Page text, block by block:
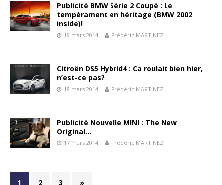
Publicité BMW Série 2 Coupé : Le
tempérament en héritage (BMW 2002
inside)!
19 mars 2014 Frédéric MARTINEZ
Citroën DS5 Hybrid4 : Ca roulait bien hier,
n’est-ce pas?
18 mars 2014 Frédéric MARTINEZ
Publicité Nouvelle MINI : The New
Original…
17 mars 2014 Frédéric MARTINEZ
1 2 3 »